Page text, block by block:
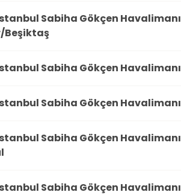
Sabiha Gökçen Havalimanı
Sabiha Gökçen Havalimanı
Sabiha Gökçen Havalimanı
Sabiha Gökçen Havalimanı
Sabiha Gökçen Havalimanı